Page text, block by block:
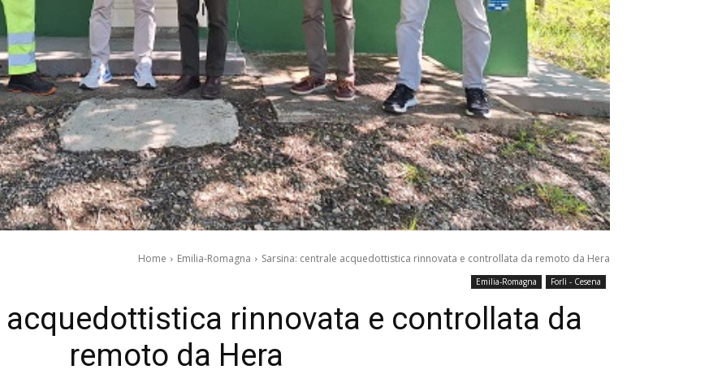
Home Emilia-Romagna Sarsina: centrale acquedottistica rinnovata e controllata da remoto da Hera
Emilia-Romagna Forlì - Cesena
acquedottistica rinnovata e controllata da
remoto da Hera